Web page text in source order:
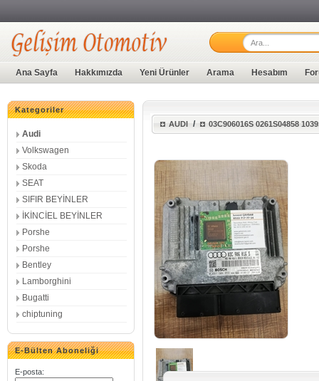
Ana Sayfa Hakkımızda Yeni Ürünler Arama Hesabım
Kategoriler
Audi
Volkswagen
Skoda
SEAT
SIFIR BEYİNLER
İKİNCİEL BEYİNLER
Porshe
Porshe
Bentley
Lamborghini
Bugatti
chiptuning
E-Bülten Aboneliği
E-posta:
AUDI / 03C906016S 0261S04858